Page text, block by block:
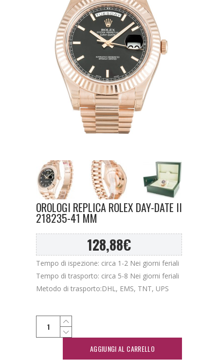
OROLOGI REPLICA ROLEX DAY-DATE II
218235-41 MM
128,88€
Tempo di ispezione: circa 1-2 Nei giorni feriali
Tempo di trasporto: circa 5-8 Nei giorni feriali
Metodo di trasporto:DHL, EMS, TNT, UPS
AGGIUNGI AL CARRELLO